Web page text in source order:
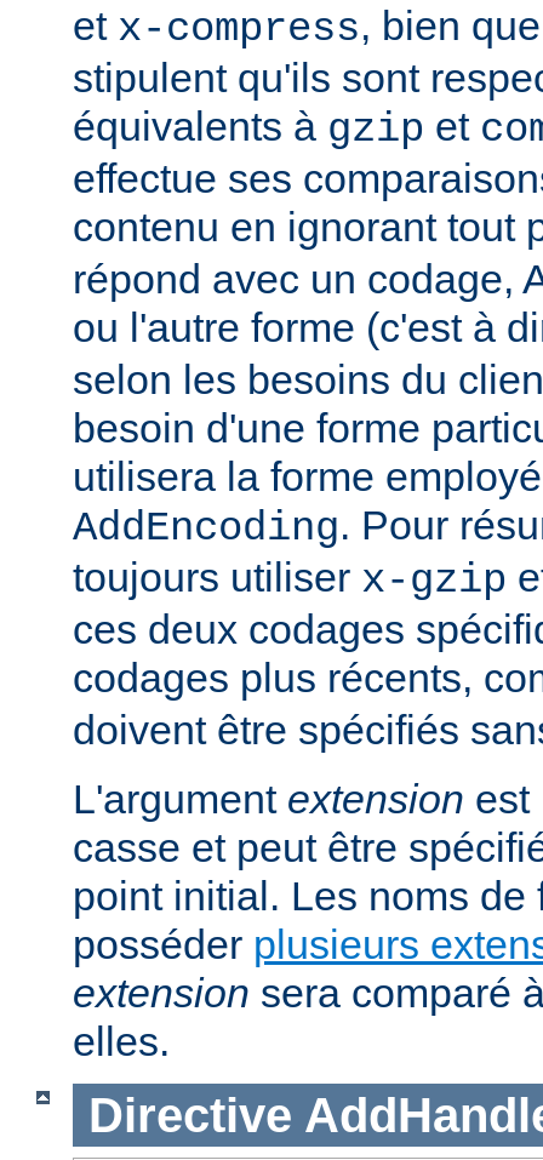
et x-compress, bien
stipulent qu'ils sont
équivalents à gzip et
effectue ses
contenu en ignorant tout
répond avec un codage,
ou l'autre forme (c'est à
selon les besoins du
besoin d'une forme
utilisera la forme
AddEncoding. Pour
toujours utiliser x-gzip
ces deux codages
codages plus récents,
doivent être spécifiés
L'argument extension est
casse et peut être
point initial. Les noms de
posséder plusieurs
extension sera comparé
elles.
Directive